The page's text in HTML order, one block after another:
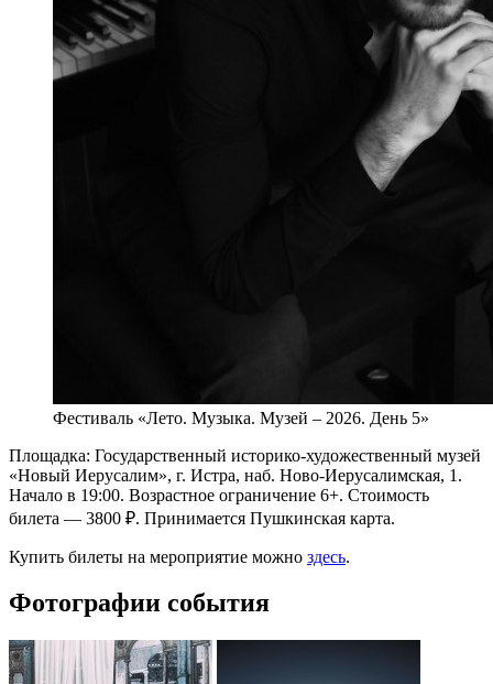
Фестиваль «Лето. Музыка. Музей – 2026. День 5»
Площадка: Государственный историко-художественный музей
«Новый Иерусалим», г. Истра, наб. Ново-Иерусалимская, 1.
Начало в 19:00. Возрастное ограничение 6+. Стоимость
билета — 3800 ₽. Принимается Пушкинская карта.
Купить билеты на мероприятие можно здесь.
Фотографии события